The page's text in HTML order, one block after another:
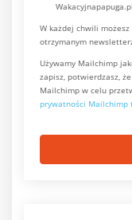
W każdej chwili
otrzymanym
Używamy Mailchimp
zapisz, potwierdzasz,
Mailchimp w celu
prywatności Mailchimp